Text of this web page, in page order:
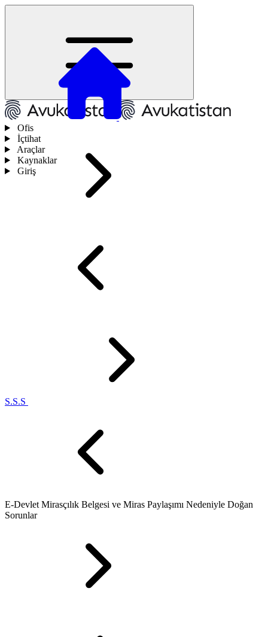
Ofis
İçtihat
Araçlar
Kaynaklar
Giriş
S.S.S
E-Devlet Mirasçılık Belgesi ve Miras Paylaşımı Nedeniyle Doğan
Sorunlar